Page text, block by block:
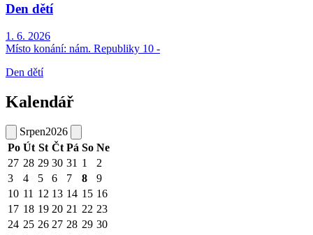
Den dětí
1. 6. 2026
Místo konání: nám. Republiky 10 -
Den dětí
Kalendář
Srpen2026
Po Út St Čt Pá So Ne
27 28 29 30 31 1
2
3
4 5 6 7 8
9
10 11 12 13 14 15 16
17 18 19 20 21 22 23
24 25 26 27 28 29 30